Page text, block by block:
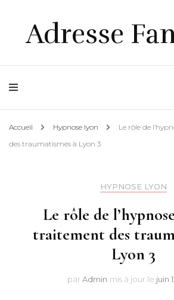
Adresse
Accueil Hypnose lyon
Le rôle de
des traumatismes à Lyon 3
HYPNOSE LYON
Le rôle de
traitement des
Lyon 3
par Admin mis à jour le juin